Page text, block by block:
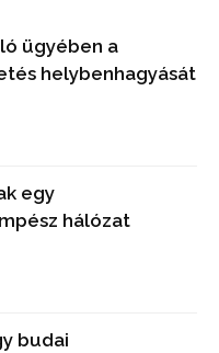
ügyében a
helybenhagyását
egy
hálózat
budai